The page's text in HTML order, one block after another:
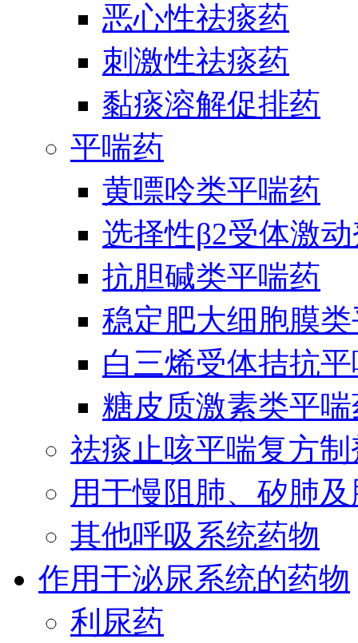
恶心性祛痰药
刺激性祛痰药
黏痰溶解促排药
平喘药
黄嘌呤类平喘药
选择性β2受体激
抗胆碱类平喘药
稳定肥大细胞膜
白三烯受体拮抗
糖皮质激素类平
祛痰止咳平喘复方制
用于慢阻肺、矽肺
其他呼吸系统药物
作用于泌尿系统的药物
利尿药